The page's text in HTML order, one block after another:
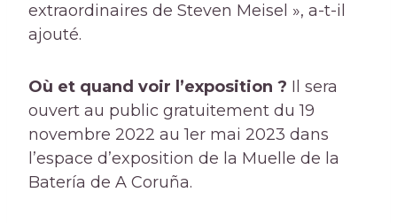
extraordinaires de Steven Meisel », a-t-il
ajouté.
Où et quand voir l’exposition ? Il sera
ouvert au public gratuitement du 19
novembre 2022 au 1er mai 2023 dans
l’espace d’exposition de la Muelle de la
Batería de A Coruña.